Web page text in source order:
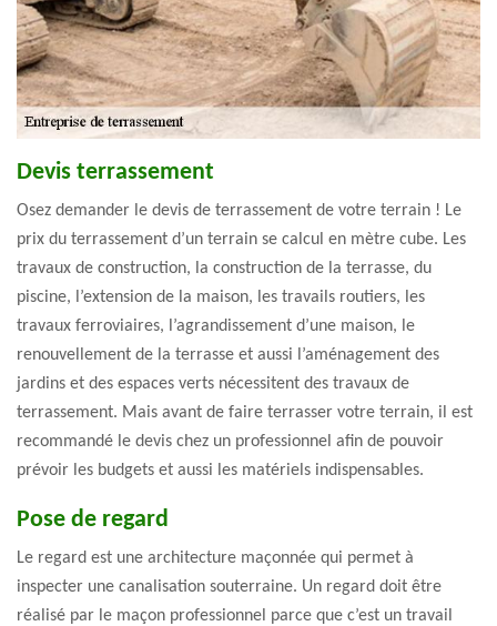
Devis terrassement
Osez demander le devis de terrassement de votre terrain ! Le
prix du terrassement d’un terrain se calcul en mètre cube. Les
travaux de construction, la construction de la terrasse, du
piscine, l’extension de la maison, les travails routiers, les
travaux ferroviaires, l’agrandissement d’une maison, le
renouvellement de la terrasse et aussi l’aménagement des
jardins et des espaces verts nécessitent des travaux de
terrassement. Mais avant de faire terrasser votre terrain, il est
recommandé le devis chez un professionnel afin de pouvoir
prévoir les budgets et aussi les matériels indispensables.
Pose de regard
Le regard est une architecture maçonnée qui permet à
inspecter une canalisation souterraine. Un regard doit être
réalisé par le maçon professionnel parce que c’est un travail